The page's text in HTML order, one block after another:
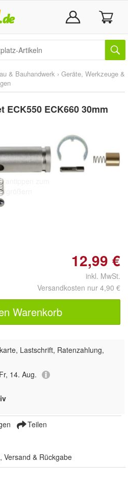
& Bauhandwerk › Geräte, Werkzeuge &
ECK550 ECK660 30mm
antippen zum
12,99 €
inkl. MwSt.
Versandkosten nur 4,90 €
Warenkorb
Lastschrift, Ratenzahlung,
14. Aug.
Teilen
Versand & Rückgabe